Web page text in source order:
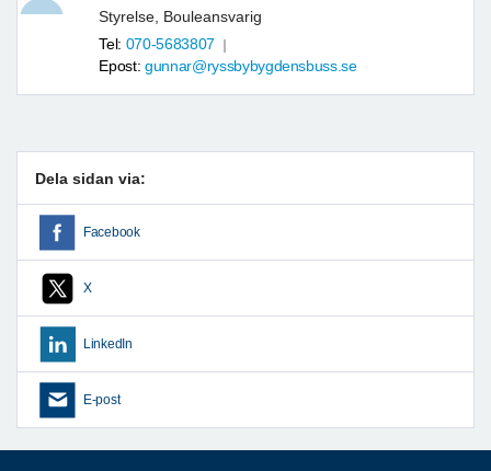
Styrelse, Bouleansvarig
Tel: 070-5683807
Epost: gunnar@ryssbybygdensbuss.se
Dela sidan via:
Facebook
X
LinkedIn
E-post